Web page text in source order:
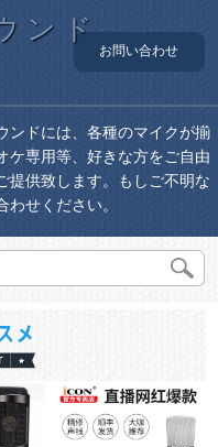
ンド
お問い合わせ
ンドには、各種のマイクが揃
ケ専用等、好きな方をご自由
提供致します。もしご不明な
せください。